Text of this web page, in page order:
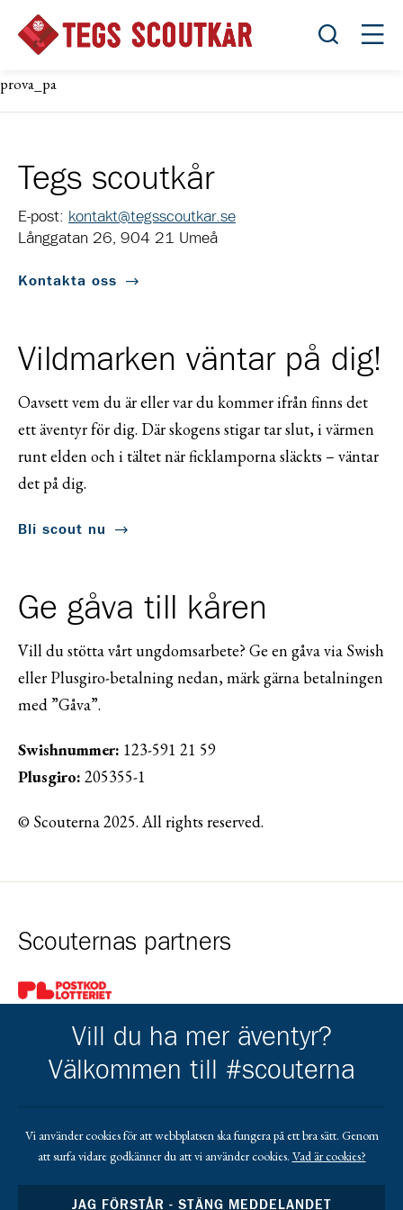
Öppna
prova_pa
Tegs scoutkår
E-post: kontakt@tegsscoutkar.se
Långgatan 26, 904 21 Umeå
Kontakta oss
Vildmarken väntar på dig!
Oavsett vem du är eller var du kommer ifrån finns det
ett äventyr för dig. Där skogens stigar tar slut, i värmen
runt elden och i tältet när ficklamporna släckts – väntar
det på dig.
Bli scout nu
Ge gåva till kåren
Vill du stötta vårt ungdomsarbete? Ge en gåva via Swish
eller Plusgiro-betalning nedan, märk gärna betalningen
med ”Gåva”.
Swishnummer: 123-591 21 59
Plusgiro: 205355-1
© Scouterna 2025. All rights reserved.
Scouternas partners
Gå till pl_50
Gå till https://www.mera.se/Gå till https://www.lansforsakringar.se/
Gå till https://
Vill du ha mer äventyr?
Välkommen till #scouterna
Vi använder cookies för att webbplatsen ska fungera på ett bra sätt. Genom
att surfa vidare godkänner du att vi använder cookies. Vad är cookies?
JAG FÖRSTÅR - STÄNG MEDDELANDET